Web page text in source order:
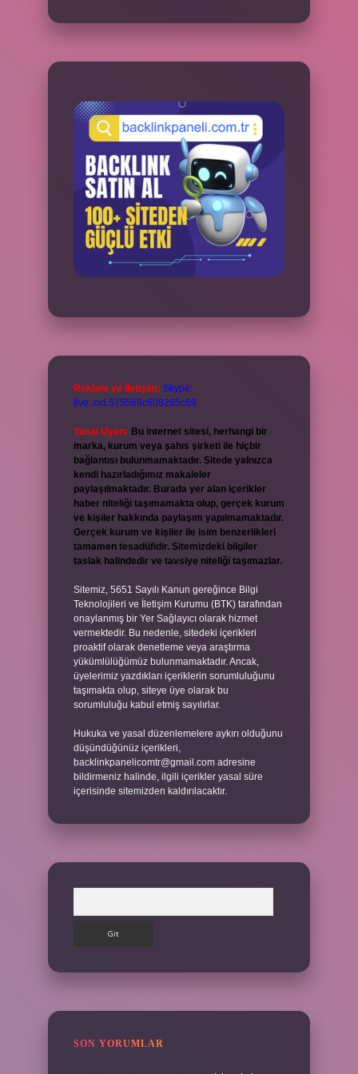
Reklam ve İletişim: Skype:
live:.cid.575569c608265c69
Yasal Uyarı: Bu internet sitesi, herhangi bir
marka, kurum veya şahıs şirketi ile hiçbir
bağlantısı bulunmamaktadır. Sitede yalnızca
kendi hazırladığımız makaleler
paylaşılmaktadır. Burada yer alan içerikler
haber niteliği taşımamakta olup, gerçek kurum
ve kişiler hakkında paylaşım yapılmamaktadır.
Gerçek kurum ve kişiler ile isim benzerlikleri
tamamen tesadüfidir. Sitemizdeki bilgiler
taslak halindedir ve tavsiye niteliği taşımazlar.
Sitemiz, 5651 Sayılı Kanun gereğince Bilgi
Teknolojileri ve İletişim Kurumu (BTK) tarafından
onaylanmış bir Yer Sağlayıcı olarak hizmet
vermektedir. Bu nedenle, sitedeki içerikleri
proaktif olarak denetleme veya araştırma
yükümlülüğümüz bulunmamaktadır. Ancak,
üyelerimiz yazdıkları içeriklerin sorumluluğunu
taşımakta olup, siteye üye olarak bu
sorumluluğu kabul etmiş sayılırlar.
Hukuka ve yasal düzenlemelere aykırı olduğunu
düşündüğünüz içerikleri,
backlinkpanelicomtr@gmail.com adresine
bildirmeniz halinde, ilgili içerikler yasal süre
içerisinde sitemizden kaldırılacaktır.
SON YORUMLAR